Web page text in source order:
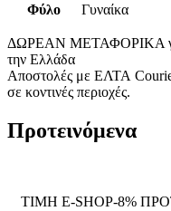
Φύλο
Γυναίκα
ΔΩΡΕΑΝ ΜΕΤΑΦΟΡΙΚΑ για
την Ελλάδα
Αποστολές με ΕΛΤΑ
σε κοντινές περιοχές.
Προτεινόμενα
ΤΙΜΗ E-SHOP-8%